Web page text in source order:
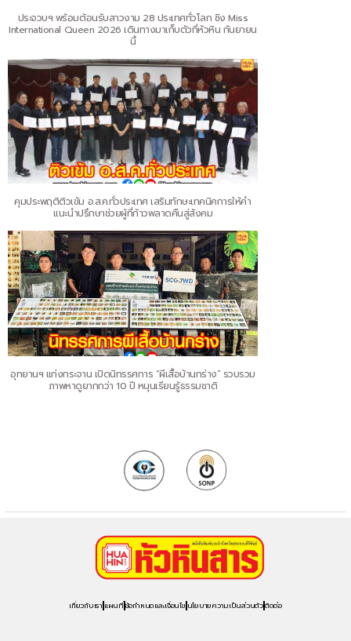
ประจวบฯ พร้อมต้อนรับสาวงาม 28 ประเทศทั่วโลก ชิง Miss
International Queen 2026 เดินทางมาเก็บตัวที่หัวหิน กันยายน
นี้
คุมประพฤติติวเข้ม อ.ส.ค.ทั่วประเทศ เสริมทักษะเทคนิคการให้คำ
แนะนำปรึกษาช่วยผู้ที่ก้าวพลาดคืนสู่สังคม
อุทยานฯ แก่งกระจาน เปิดนิทรรศการ “ผีเสื้อบ้านกร่าง” รวบรวม
ภาพหาดูยากกว่า 10 ปี หนุนเรียนรู้ธรรมชาติ
เกี่ยวกับเรา แผนที่ ข้อกำหนดและเงื่อนไข นโยบายความเป็นส่วนตัวติดต่อ